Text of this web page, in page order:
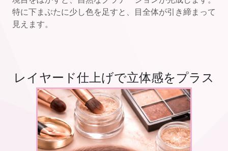
特に下まぶたに少し色を足すと、目全体が引き締まって
見えます。
レイヤード仕上げで立体感をプラス